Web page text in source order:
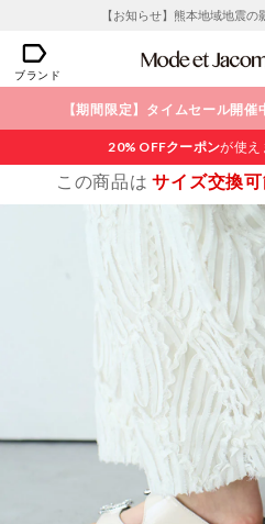
【お知らせ】熊本地域地震
ブランド
【期間限定】タイムセール開催
20% OFFクーポンが使え
この商品はサイズ交換